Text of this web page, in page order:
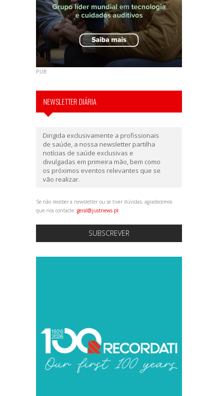
PUB
NEWSLETTER DIÁRIA
Dirigida exclusivamente a profissionais
de saúde, a nossa newsletter partilha
notícias de saúde exclusivas e
divulgadas em primeira mão, bem como
os próximos eventos relevantes que se
vão realizar.
Se não receber a newsletter ou se tiver dúvidas, agradecemos
que nos contacte: geral@justnews.pt
SUBSCREVER